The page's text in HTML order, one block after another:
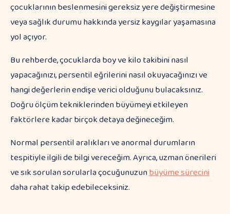
çocuklarının beslenmesini gereksiz yere değiştirmesine
veya sağlık durumu hakkında yersiz kaygılar yaşamasına
yol açıyor.
Bu rehberde, çocuklarda boy ve kilo takibini nasıl
yapacağınızı, persentil eğrilerini nasıl okuyacağınızı ve
hangi değerlerin endişe verici olduğunu bulacaksınız.
Doğru ölçüm tekniklerinden büyümeyi etkileyen
faktörlere kadar birçok detaya değineceğim.
Normal persentil aralıkları ve anormal durumların
tespitiyle ilgili de bilgi vereceğim. Ayrıca, uzman önerileri
ve sık sorulan sorularla çocuğunuzunbüyüme sürecini
daha rahat takip edebileceksiniz.